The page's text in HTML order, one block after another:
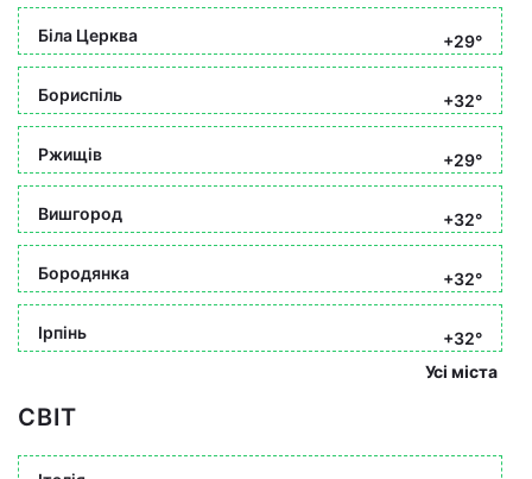
Біла Церква +29°
Бориспіль +32°
Ржищів +29°
Вишгород +32°
Бородянка +32°
Ірпінь
+32°
Усі міста
СВІТ